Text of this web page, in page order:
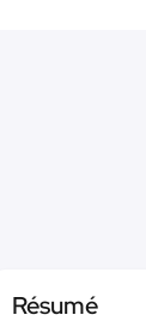
Résumé